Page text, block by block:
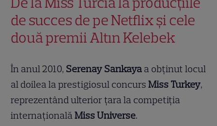
de succes de pe Netflix și cele
două premii Altın Kelebek
În anul 2010, Serenay Sarıkaya a obținut locul
al doilea la prestigiosul concursMiss Turkey,
reprezentând ulterior țara la competiția
internaționalăMiss Universe.